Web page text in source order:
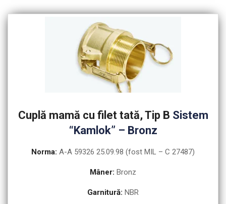
Cuplă mamă cu filet tată, Tip B Sistem
“Kamlok” – Bronz
Norma: A-A 59326 25.09.98 (fost MIL – C 27487)
Mâner: Bronz
Garnitură: NBR